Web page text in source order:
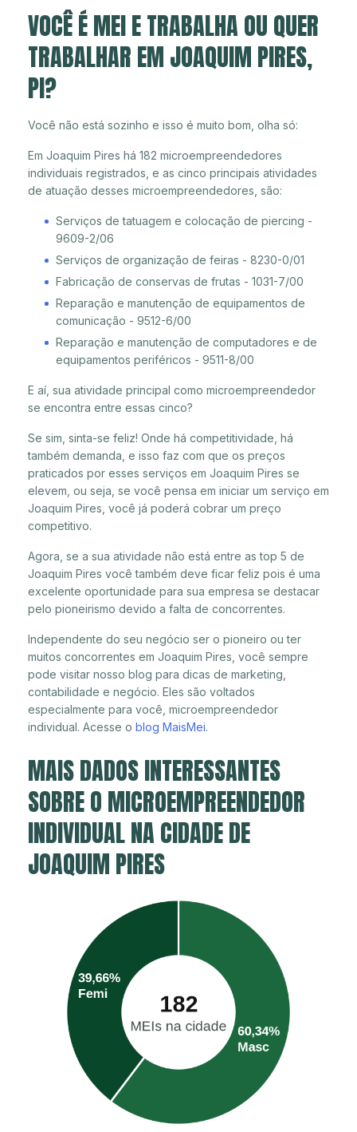
VOCÊ É MEI E TRABALHA OU QUER
TRABALHAR EM JOAQUIM PIRES,
PI?
Você não está sozinho e isso é muito bom, olha só:
Em Joaquim Pires há 182 microempreendedores
individuais registrados, e as cinco principais atividades
de atuação desses microempreendedores, são:
Serviços de tatuagem e colocação de piercing -
9609-2/06
Serviços de organização de feiras - 8230-0/01
Fabricação de conservas de frutas - 1031-7/00
Reparação e manutenção de equipamentos de
comunicação - 9512-6/00
Reparação e manutenção de computadores e de
equipamentos periféricos - 9511-8/00
E aí, sua atividade principal como microempreendedor
se encontra entre essas cinco?
Se sim, sinta-se feliz! Onde há competitividade, há
também demanda, e isso faz com que os preços
praticados por esses serviços em Joaquim Pires se
elevem, ou seja, se você pensa em iniciar um serviço em
Joaquim Pires, você já poderá cobrar um preço
competitivo.
Agora, se a sua atividade não está entre as top 5 de
Joaquim Pires você também deve ficar feliz pois é uma
excelente oportunidade para sua empresa se destacar
pelo pioneirismo devido a falta de concorrentes.
Independente do seu negócio ser o pioneiro ou ter
muitos concorrentes em Joaquim Pires, você sempre
pode visitar nosso blog para dicas de marketing,
contabilidade e negócio. Eles são voltados
especialmente para você, microempreendedor
individual. Acesse o blog MaisMei.
MAIS DADOS INTERESSANTES
SOBRE O MICROEMPREENDEDOR
INDIVIDUAL NA CIDADE DE
JOAQUIM PIRES